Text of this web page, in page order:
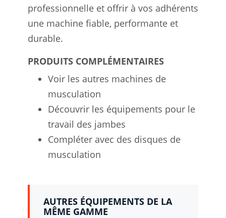
professionnelle et offrir à vos adhérents
une machine fiable, performante et
durable.
PRODUITS COMPLÉMENTAIRES
Voir les autres machines de
musculation
Découvrir les équipements pour le
travail des jambes
Compléter avec des disques de
musculation
AUTRES ÉQUIPEMENTS DE LA
MÊME GAMME